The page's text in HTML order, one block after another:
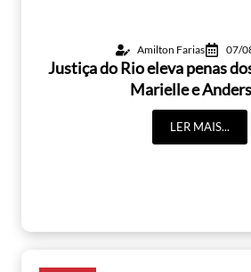
Amilton Farias 07/
Justiça do Rio eleva penas
Marielle e
LER MAIS...